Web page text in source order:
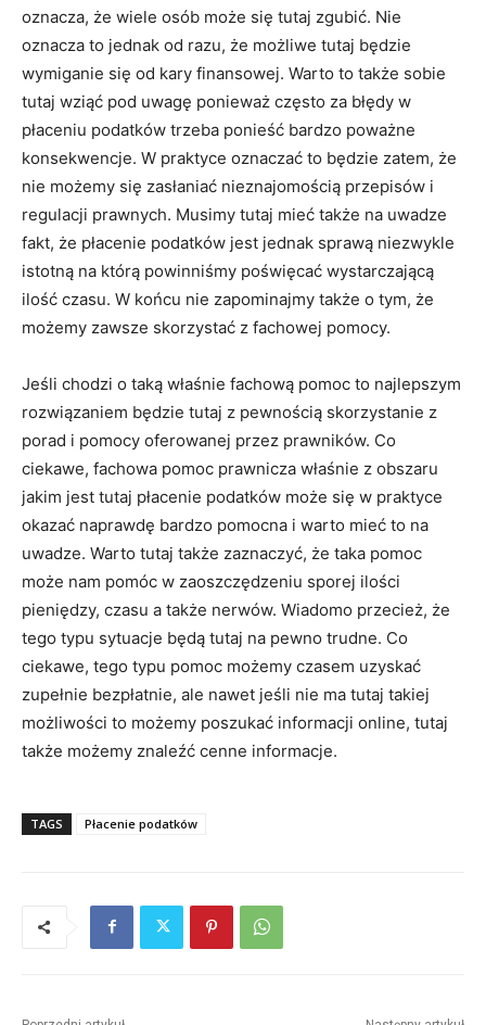
oznacza, że wiele osób może się tutaj zgubić. Nie
oznacza to jednak od razu, że możliwe tutaj będzie
wymiganie się od kary finansowej. Warto to także sobie
tutaj wziąć pod uwagę ponieważ często za błędy w
płaceniu podatków trzeba ponieść bardzo poważne
konsekwencje. W praktyce oznaczać to będzie zatem, że
nie możemy się zasłaniać nieznajomością przepisów i
regulacji prawnych. Musimy tutaj mieć także na uwadze
fakt, że płacenie podatków jest jednak sprawą niezwykle
istotną na którą powinniśmy poświęcać wystarczającą
ilość czasu. W końcu nie zapominajmy także o tym, że
możemy zawsze skorzystać z fachowej pomocy.
Jeśli chodzi o taką właśnie fachową pomoc to najlepszym
rozwiązaniem będzie tutaj z pewnością skorzystanie z
porad i pomocy oferowanej przez prawników. Co
ciekawe, fachowa pomoc prawnicza właśnie z obszaru
jakim jest tutaj płacenie podatków może się w praktyce
okazać naprawdę bardzo pomocna i warto mieć to na
uwadze. Warto tutaj także zaznaczyć, że taka pomoc
może nam pomóc w zaoszczędzeniu sporej ilości
pieniędzy, czasu a także nerwów. Wiadomo przecież, że
tego typu sytuacje będą tutaj na pewno trudne. Co
ciekawe, tego typu pomoc możemy czasem uzyskać
zupełnie bezpłatnie, ale nawet jeśli nie ma tutaj takiej
możliwości to możemy poszukać informacji online, tutaj
także możemy znaleźć cenne informacje.
TAGS Płacenie podatków